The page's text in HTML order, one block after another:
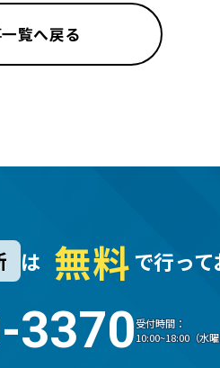
覧へ戻る
は 無料で行って
3370受付時間：
10:00~18:00（水曜